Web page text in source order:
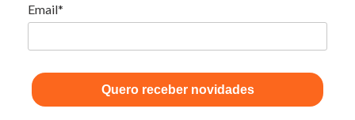
Email*
Quero receber novidades